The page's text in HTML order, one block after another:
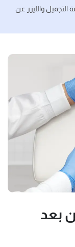
التجميل والليزر عن
بعد